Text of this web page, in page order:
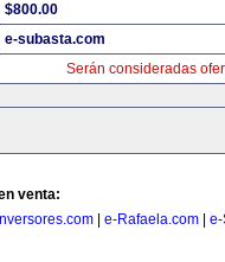
$800.00
e-subasta.com
Serán consideradas
venta:
e-Rafaela.com e-